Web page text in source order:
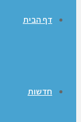
דף הבית
חדשות